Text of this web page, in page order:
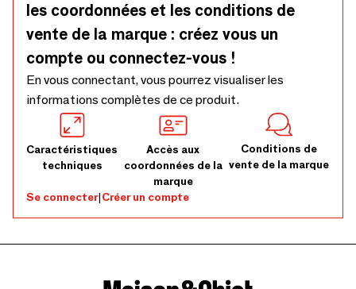
les coordonnées et les conditions de
vente de la marque : créez vous un
compte ou connectez-vous !
En vous connectant, vous pourrez visualiser les
informations complètes de ce produit.
Caractéristiques
techniques
Accès aux
coordonnées de la
marque
Conditions de
vente de la marque
Se connecter|Créer un compte